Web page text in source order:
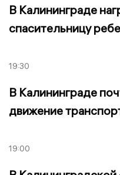
В Калининграде
спасительницу
19:30
В Калининграде
движение
19:00